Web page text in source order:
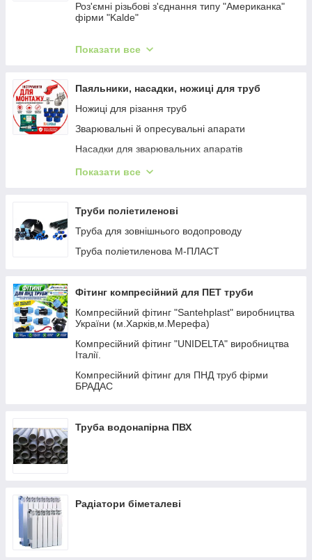
Роз'ємні різьбові з'єднання типу "Американка"
фірми "Kalde"
Kalde колектор
Kalde заглушка і кріплення
Показати все
Паяльники, насадки, ножиці для труб
Ножиці для різання труб
Зварювальні й опресувальні апарати
Насадки для зварювальних апаратів
Зачищення (пайка)
Показати все
Труби поліетиленові
Труба для зовнішнього водопроводу
Труба поліетиленова М-ПЛАСТ
Фітинг компресійний для ПЕТ труби
Компресійний фітинг "Santehplast" виробництва
України (м.Харків,м.Мерефа)
Компресійний фітинг "UNIDELTA" виробництва
Італії.
Компресійний фітинг для ПНД труб фірми
БРАДАС
Труба водонапірна ПВХ
Радіатори біметалеві